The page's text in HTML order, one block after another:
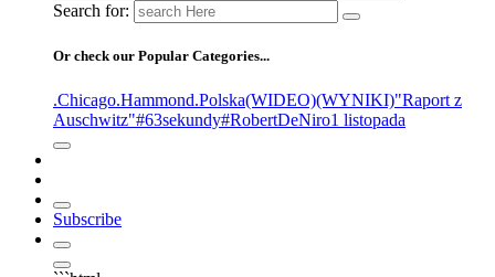
Search for:
Or check our Popular Categories...
.Chicago.Hammond.Polska(WIDEO)(WYNIKI)"Raport z
Auschwitz"#63sekundy#RobertDeNiro1 listopada
Subscribe